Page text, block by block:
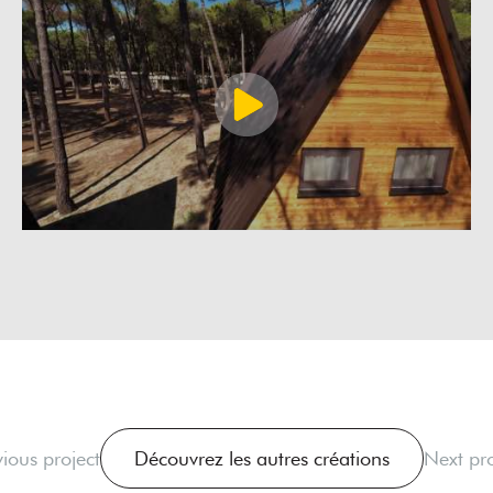
project Découvrez les autres créations Next